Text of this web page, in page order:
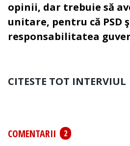
opinii, dar trebuie să
unitare, pentru că PSD
responsabilitatea
CITESTE TOT INTERVIUL
COMENTARII
2